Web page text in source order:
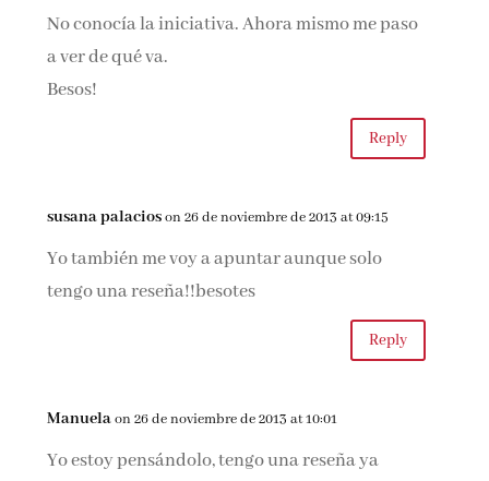
No conocía la iniciativa. Ahora mismo me paso
a ver de qué va.
Besos!
Reply
susana palacioson 26 de noviembre de 2013 at 09:15
Yo también me voy a apuntar aunque solo
tengo una reseña!!besotes
Reply
Manuelaon 26 de noviembre de 2013 at 10:01
Yo estoy pensándolo, tengo una reseña ya